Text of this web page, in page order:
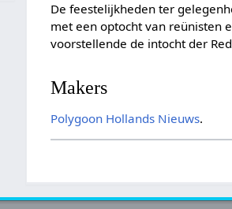
De feestelijkheden ter
met een optocht van reünisten
voorstellende de intocht der
Makers
Polygoon Hollands Nieuws.